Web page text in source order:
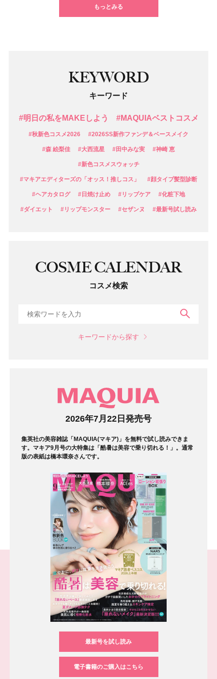
もっとみる
KEYWORD
キーワード
#明日の私をMAKEしよう #MAQUIAベストコスメ
#秋新色コスメ2026 #2026SS新作ファンデ＆ベースメイク
#森 絵梨佳 #大西流星 #田中みな実 #神崎 恵
#新色コスメスウォッチ
#マキアエディターズの「オッス！推しコス」 #顔タイプ髪型診断
#ヘアカタログ #日焼け止め #リップケア #化粧下地
#ダイエット #リップモンスター #セザンヌ #最新号試し読み
COSME CALENDAR
コスメ検索
キーワードから探す
2026年7月22日発売号
集英社の美容雑誌「MAQUIA(マキア)」を無料で試し読みできま
す。マキア9月号の大特集は「酷暑は美容で乗り切れる！」。通常
版の表紙は橋本環奈さんです。
最新号を試し読み
電子書籍のご購入はこちら